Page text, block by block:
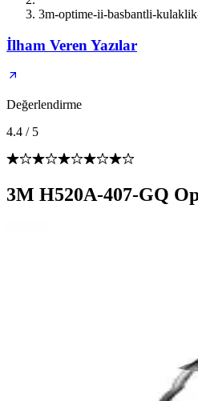
3m-optime-ii-basbantli-
İlham Veren Yazılar
Değerlendirme
4.4 / 5
3M H520A-407-GQ